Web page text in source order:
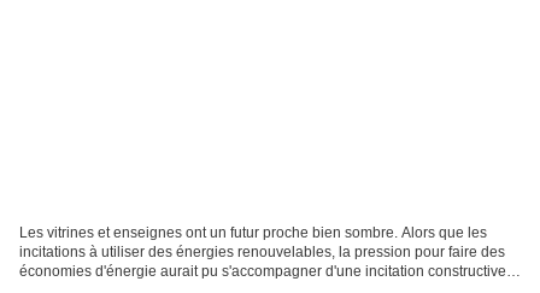
Les vitrines et enseignes ont un futur proche bien sombre. Alors que les
incitations à utiliser des énergies renouvelables, la pression pour faire des
économies d'énergie aurait pu s'accompagner d'une incitation constructive.